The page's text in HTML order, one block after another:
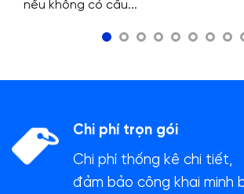
nếu không có cấu...
Chi phí trọn gói
Chi phí thống kê chi tiết,
đảm bảo công khai minh